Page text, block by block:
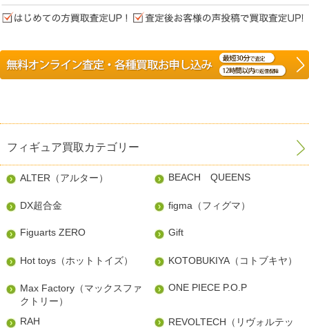
フィギュア買取カテゴリー
ALTER（アルター） BEACH QUEENS
DX超合金 figma（フィグマ）
Figuarts ZERO Gift
Hot toys（ホットトイズ） KOTOBUKIYA（コトブキヤ）
Max Factory（マックスファ
クトリー）
ONE PIECE P.O.P
RAH
REVOLTECH（リヴォルテッ